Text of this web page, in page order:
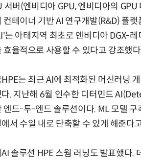
서버(엔비디아 GPU, 엔비디아의
컨테이너 기반 AI 연구개발(R&D) 플
는 아태지역 최초로 엔비디아 DGX-
효율적으로 사용할 수 있다고 강조했
HPE는 최근 AI에 최적화된 머신러
. 지난해 6월 인수한 디터민드
엔드-투-엔드 솔루션이다. ML 모델
서 수일 내로 단축할 수 있게 해준다
솔루션 HPE 스웜 러닝도 발표했다.